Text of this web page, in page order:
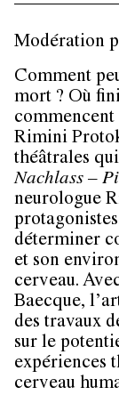
Modération
Comment
mort ? Où
Rimini
théâtrales
Nachlass –
neurologue
déterminer
et son
cerveau.
Baecque,
des travaux
sur le
expériences
cerveau